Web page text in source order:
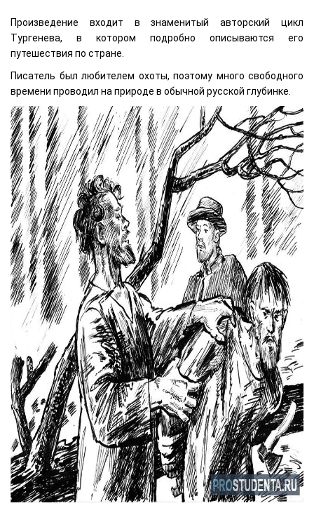
Произведение входит в знаменитый авторский цикл
Тургенева, в котором подробно описываются его
путешествия по стране.
Писатель был любителем охоты, поэтому много свободного
времени проводил на природе в обычной русской глубинке.